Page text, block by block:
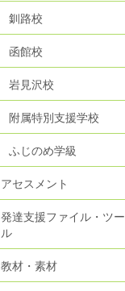
釧路校
函館校
岩見沢校
附属特別支援学校
ふじのめ学級
アセスメント
発達支援ファイル・ツー
ル
教材・素材